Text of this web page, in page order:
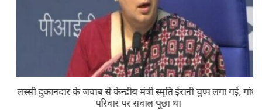
लस्सी दुकानदार के जवाब से केन्द्रीय मंत्री स्मृति ईरानी चुप्प लगा गईं, गांंधी
परिवार पर सवाल पूछा था